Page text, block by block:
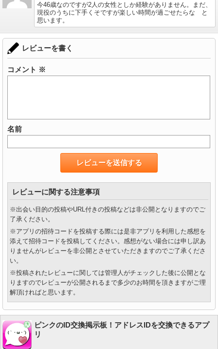
今46歳なのですが2人の女性としか経験がありません。まだ、
現役のうちに下手くそですが楽しい時間が過ごせたらな と
思います。
レビューを書く
コメント ※
名前
レビューに関する注意事項
※出会い目的の投稿やURL付きの投稿などは非公開となりますのでご
了承ください。
※アプリの招待コードを投稿する際には是非アプリを利用した感想を
添えて招待コードを投稿してください。感想がない場合には申し訳あ
りませんがレビューを非公開とさせていただきますのでご了承くださ
い。
※投稿されたレビューに関しては管理人がチェックした後に公開とな
りますのでレビューが公開されるまで多少のお時間を頂きますがご理
解頂ければと思います。
ピンクのID交換掲示板！アドレスIDを交換できるアプ
リ